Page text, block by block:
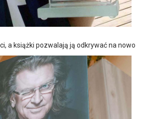
a książki pozwalają ją odkrywać na nowo